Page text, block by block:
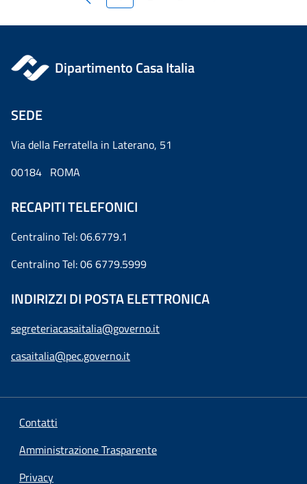
Dipartimento Casa Italia
SEDE
Via della Ferratella in Laterano, 51
00184 ROMA
RECAPITI TELEFONICI
Centralino Tel: 06.6779.1
Centralino Tel: 06 6779.5999
INDIRIZZI DI POSTA ELETTRONICA
segreteriacasaitalia@governo.it
casaitalia@pec.governo.it
Contatti
Amministrazione Trasparente
Privacy